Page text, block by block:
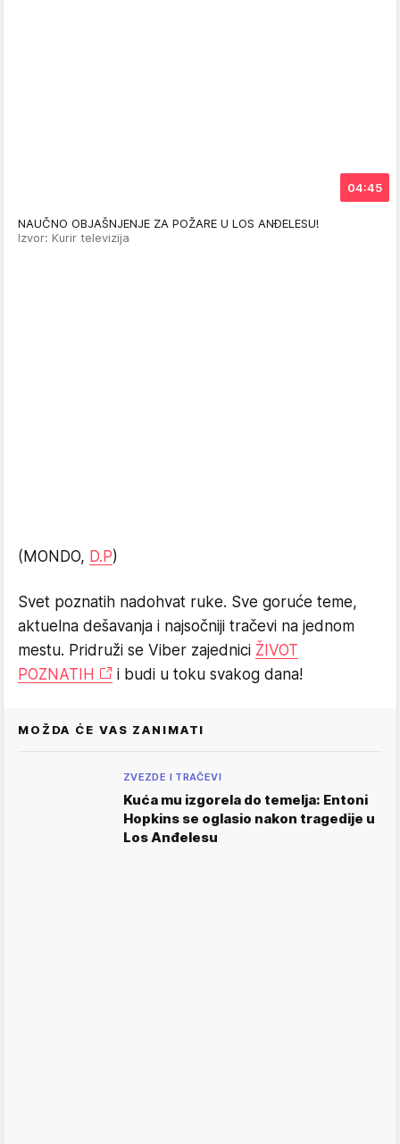
04:45
NAUČNO OBJAŠNJENJE ZA POŽARE U LOS ANĐELESU!
Izvor: Kurir televizija
(MONDO, D.P)
Svet poznatih nadohvat ruke. Sve goruće teme,
aktuelna dešavanja i najsočniji tračevi na jednom
mestu. Pridruži se Viber zajednici ŽIVOT
POZNATIH
i budi u toku svakog dana!
MOŽDA ĆE VAS ZANIMATI
ZVEZDE I TRAČEVI
Kuća mu izgorela do temelja: Entoni
Hopkins se oglasio nakon tragedije u
Los Anđelesu